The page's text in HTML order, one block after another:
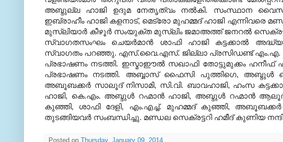
അബ്ദുല്ല ഹാജി ഉദുമ നേതൃത്വം നല്‍കി. സംസ്ഥാന വൈസ്
ഇബ്രാഹീം ഹാജി കളനാട്, മെട്രോ മുഹമ്മദ് ഹാജി എന്നിവരെ
മുസ്‌ലിയാര്‍ കീഴൂര്‍ സംയുക്ത മുസ്‌ലിം ജമാഅത്ത് ജനറല്‍
സ്വാഗതസംഘം ചെയര്‍മാന്‍ ശാഫി ഹാജി കട്ടക്കാല്‍
സ്വാഗതം പറഞ്ഞു. എസ്.വൈ.എസ്. ജില്ലാ പ്രസിഡണ്ട് എം.എ.
പ്രഭാഷണം നടത്തി. ഇസ്മാഈല്‍ സഖാഫി തോട്ടുമുക്കം ഹനീഫ്
പ്രഭാഷണം നടത്തി. അബ്ബാസ് ഫൈസി പുത്തിഗെ, അബ്ദുള്‍
അബൂബക്കര്‍ സാലൂദ് നിസാമി, സി.വി. ബാവഹാജി, ഹംസ
ഹാജി, കെ.എം. അബ്ദുള്‍ റഹ്മാന്‍ ഹാജി, അബ്ദുള്‍ റഹ്മാന്‍
കുഞ്ഞി, ശാഫി ദേളി, എം.എച്ച്. മുഹമ്മദ് കുഞ്ഞി, അബൂബക്കര്‍
തുടങ്ങിയവര്‍ സംബന്ധിച്ചു. മണ്ഡല സെക്രട്ടറി ഹമീദ് കുണിയ
Posted on Thursday, January 09, 2014